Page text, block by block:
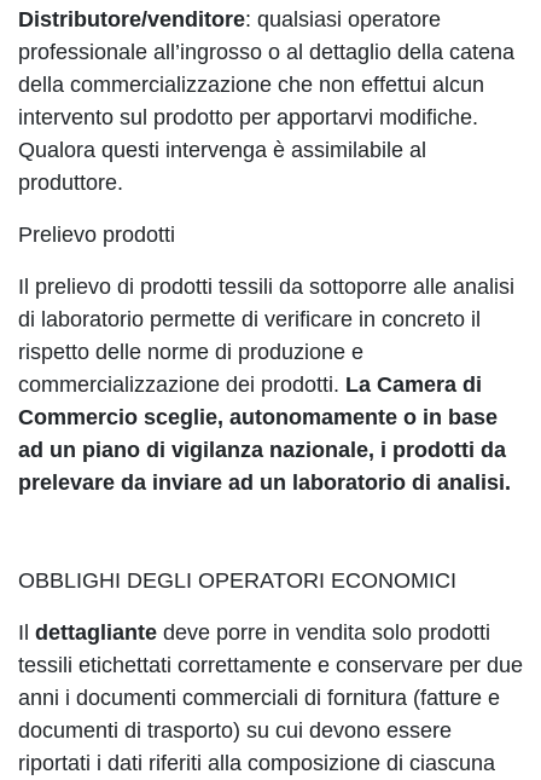
Distributore/venditore: qualsiasi operatore
professionale all’ingrosso o al dettaglio della catena
della commercializzazione che non effettui alcun
intervento sul prodotto per apportarvi modifiche.
Qualora questi intervenga è assimilabile al
produttore.
Prelievo prodotti
Il prelievo di prodotti tessili da sottoporre alle analisi
di laboratorio permette di verificare in concreto il
rispetto delle norme di produzione e
commercializzazione dei prodotti. La Camera di
Commercio sceglie, autonomamente o in base
ad un piano di vigilanza nazionale, i prodotti da
prelevare da inviare ad un laboratorio di analisi.
OBBLIGHI DEGLI OPERATORI ECONOMICI
Il dettagliante deve porre in vendita solo prodotti
tessili etichettati correttamente e conservare per due
anni i documenti commerciali di fornitura (fatture e
documenti di trasporto) su cui devono essere
riportati i dati riferiti alla composizione di ciascuna